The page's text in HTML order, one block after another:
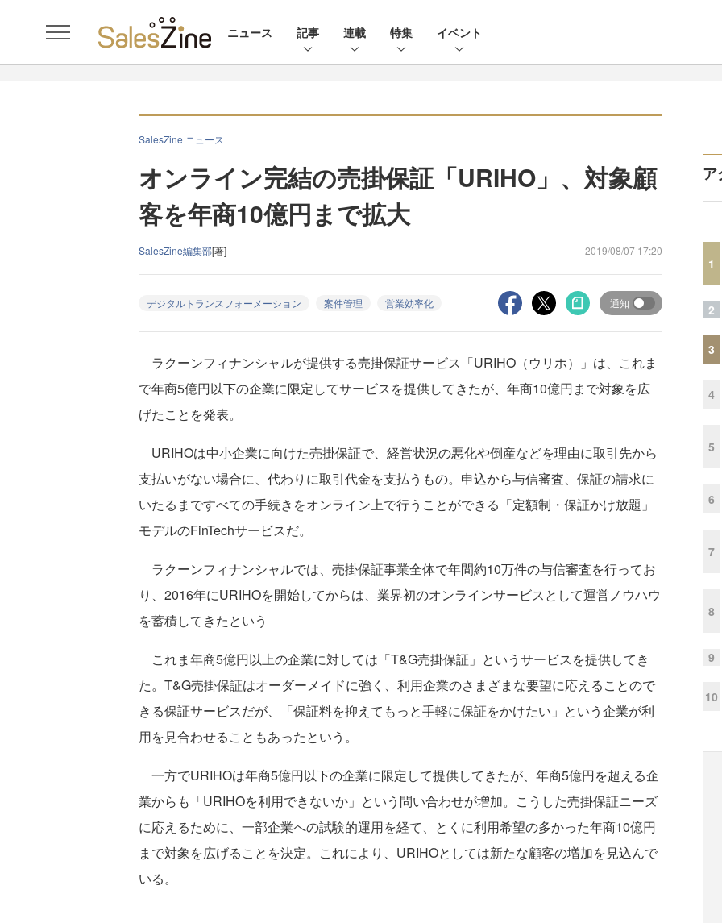
ニュース 記事 連載 特集 イベント
SalesZine ニュース
オンライン完結の売掛保証「URIHO」、対象顧
客を年商10億円まで拡大
SalesZine編集部[著] 2019/08/07 17:20
デジタルトランスフォーメーション 案件管理 営業効率化 通知
ラクーンフィナンシャルが提供する売掛保証サービス「URIHO（ウリホ）」は、これま
で年商5億円以下の企業に限定してサービスを提供してきたが、年商10億円まで対象を広
げたことを発表。
URIHOは中小企業に向けた売掛保証で、経営状況の悪化や倒産などを理由に取引先から
支払いがない場合に、代わりに取引代金を支払うもの。申込から与信審査、保証の請求に
いたるまですべての手続きをオンライン上で行うことができる「定額制・保証かけ放題」
モデルのFinTechサービスだ。
ラクーンフィナンシャルでは、売掛保証事業全体で年間約10万件の与信審査を行ってお
り、2016年にURIHOを開始してからは、業界初のオンラインサービスとして運営ノウハウ
を蓄積してきたという
これま年商5億円以上の企業に対しては「T&G売掛保証」というサービスを提供してき
た。T&G売掛保証はオーダーメイドに強く、利用企業のさまざまな要望に応えることので
きる保証サービスだが、「保証料を抑えてもっと手軽に保証をかけたい」という企業が利
用を見合わせることもあったという。
一方でURIHOは年商5億円以下の企業に限定して提供してきたが、年商5億円を超える企
業からも「URIHOを利用できないか」という問い合わせが増加。こうした売掛保証ニーズ
に応えるために、一部企業への試験的運用を経て、とくに利用希望の多かった年商10億円
まで対象を広げることを決定。これにより、URIHOとしては新たな顧客の増加を見込んで
いる。
ア
1
2
3
4
5
6
7
8
9
10